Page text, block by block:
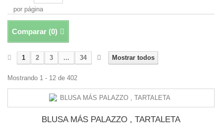
por página
Comparar (0)
Mostrar todos
1 2 3 ... 34
Mostrando 1 - 12 de 402
BLUSA MÁS PALAZZO , TARTALETA